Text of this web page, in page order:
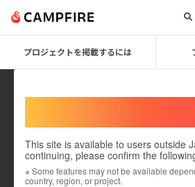
プロジェクトを掲載するには
This site is available to users outside
continuing, please confirm the
※ Some features may not be available
country, region, or project.
kokka_vision